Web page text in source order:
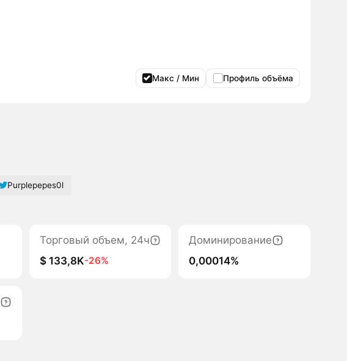
Макс / Мин Профиль объёма
Purplepepes0l
Торговый объем, 24ч
$ 133,8K-26%
Доминирование
0,00014%